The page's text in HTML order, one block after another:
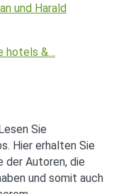
hotels &…
Sie
Hier erhalten Sie
der Autoren, die
und somit auch